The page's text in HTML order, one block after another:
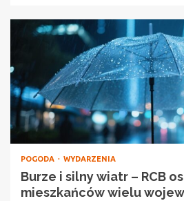
POGODA WYDARZENIA
Burze i silny wiatr – RCB
mieszkańców wielu